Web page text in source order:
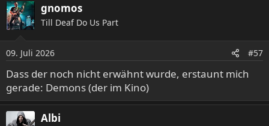
gnomos
Till Deaf Do Us Part
09. Juli 2026 #57
Dass der noch nicht erwähnt wurde, erstaunt mich
gerade: Demons (der im Kino)
Albi